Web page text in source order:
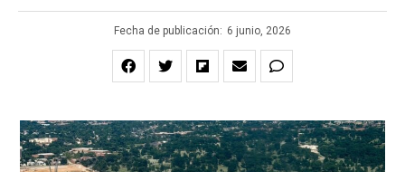
Fecha de publicación: 6 junio, 2026